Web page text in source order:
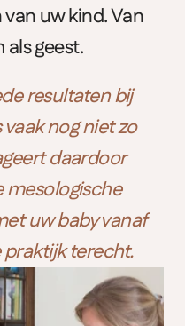
uw kind. Van
geest.
resultaten bij
nog niet zo
daardoor
mesologische
uw baby vanaf
terecht.